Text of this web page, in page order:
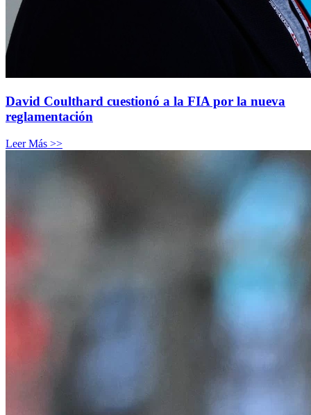
David Coulthard cuestionó a la FIA por la nueva
reglamentación
Leer Más >>